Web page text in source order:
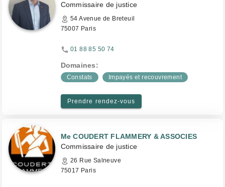
Commissaire de justice
54 Avenue de Breteuil
75007 Paris
01 88 85 50 74
Domaines:
Constats Impayés et recouvrement
Prendre rendez-vous
Me COUDERT FLAMMERY & ASSOCIES
Commissaire de justice
26 Rue Salneuve
75017 Paris